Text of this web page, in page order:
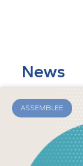
News
ASSEMBLEE